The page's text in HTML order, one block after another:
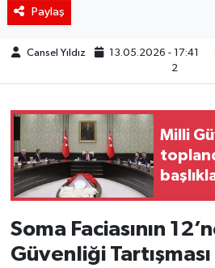
Paylaş
Cansel Yıldız 13.05.2026 - 17:41
2
Milli
Soma Faciasının
Güvenliği